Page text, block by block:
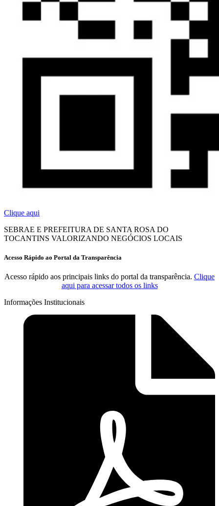
Clique aqui
SEBRAE E PREFEITURA DE SANTA ROSA DO
TOCANTINS VALORIZANDO NEGÓCIOS LOCAIS
Acesso Rápido ao Portal da Transparência
Acesso rápido aos principais links do portal da transparência. Clique
aqui para acessar todos os links
Informações Institucionais